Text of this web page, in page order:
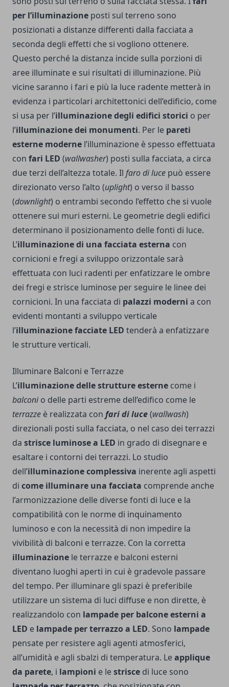
per l’illuminazione posti sul terreno sono
posizionati a distanze differenti dalla facciata a
seconda degli effetti che si vogliono ottenere.
Questo perché la distanza incide sulla porzioni di
aree illuminate e sui risultati di illuminazione. Più
vicine saranno i fari e più la luce radente metterà in
evidenza i particolari architettonici dell’edificio, come
si usa per l’illuminazione degli edifici storici o per
l’illuminazione dei monumenti. Per le pareti
esterne moderne l’illuminazione è spesso effettuata
con fari LED (wallwasher) posti sulla facciata, a circa
due terzi dell’altezza totale. Il faro di luce può essere
direzionato verso l’alto (uplight) o verso il basso
(downlight) o entrambi secondo l’effetto che si vuole
ottenere sui muri esterni. Le geometrie degli edifici
determinano il posizionamento delle fonti di luce.
L’illuminazione di una facciata esterna con
cornicioni e fregi a sviluppo orizzontale sarà
effettuata con luci radenti per enfatizzare le ombre
dei fregi e strisce luminose per seguire le linee dei
cornicioni. In una facciata di palazzi moderni a con
evidenti montanti a sviluppo verticale
l’illuminazione facciate LED tenderà a enfatizzare
le strutture verticali.
Illuminare Balconi e Terrazze
L’illuminazione delle strutture esterne come i
balconio delle parti estreme dell’edifico come le
terrazze è realizzata con fari di luce(wallwash)
direzionali posti sulla facciata, o nel caso dei terrazzi
da strisce luminose a LED in grado di disegnare e
esaltare i contorni dei terrazzi. Lo studio
dell’illuminazione complessiva inerente agli aspetti
di come illuminare una facciata comprende anche
l’armonizzazione delle diverse fonti di luce e la
compatibilità con le norme di inquinamento
luminoso e con la necessità di non impedire la
vivibilità di balconi e terrazze. Con la corretta
illuminazione le terrazze e balconi esterni
diventano luoghi aperti in cui è gradevole passare
del tempo. Per illuminare gli spazi è preferibile
utilizzare un sistema di luci diffuse e non dirette, è
realizzandolo con lampade per balcone esterni a
LED e lampade per terrazzo a LED. Sono lampade
pensate per resistere agli agenti atmosferici,
all’umidità e agli sbalzi di temperatura. Leapplique
da parete, i lampioni e lestrisce di luce sono